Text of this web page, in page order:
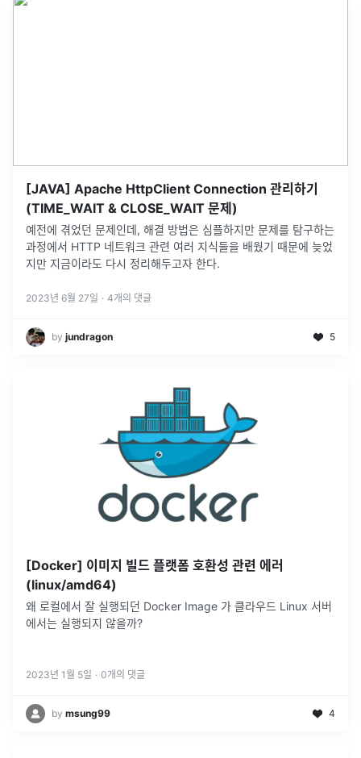
[JAVA] Apache HttpClient Connection 관리하기
(TIME_WAIT & CLOSE_WAIT 문제)
예전에 겪었던 문제인데, 해결 방법은 심플하지만 문제를 탐구하는
과정에서 HTTP 네트워크 관련 여러 지식들을 배웠기 때문에 늦었
지만 지금이라도 다시 정리해두고자 한다.
2023년 6월 27일 · 4개의 댓글
by jundragon 5
[Docker] 이미지 빌드 플랫폼 호환성 관련 에러
(linux/amd64)
왜 로컬에서 잘 실행되던 Docker Image 가 클라우드 Linux 서버
에서는 실행되지 않을까?
2023년 1월 5일 · 0개의 댓글
by msung99 4